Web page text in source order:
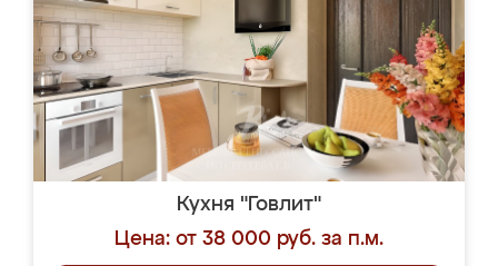
Кухня "Говлит"
Цена: от 38 000 руб. за п.м.